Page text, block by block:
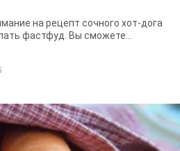
на рецепт сочного хот-дога
фастфуд. Вы сможете
минут ...